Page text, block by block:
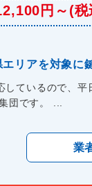
円～(税
リアを対象に
ているので、
団です。 ...
業